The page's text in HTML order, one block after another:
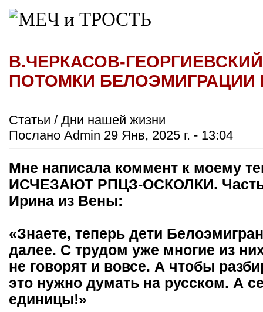
В.ЧЕРКАСОВ-
ПОТОМКИ БЕЛОЭМИГРАЦИИ
Статьи / Дни нашей жизни
Послано Admin 29 Янв, 2025 г. - 13:04
Мне написала коммент к моему
ИСЧЕЗАЮТ РПЦЗ-ОСКОЛКИ. Часть
Ирина из Вены:
«Знаете, теперь дети
далее. С трудом уже многие из
не говорят и вовсе. А чтобы
это нужно думать на русском. А
единицы!»